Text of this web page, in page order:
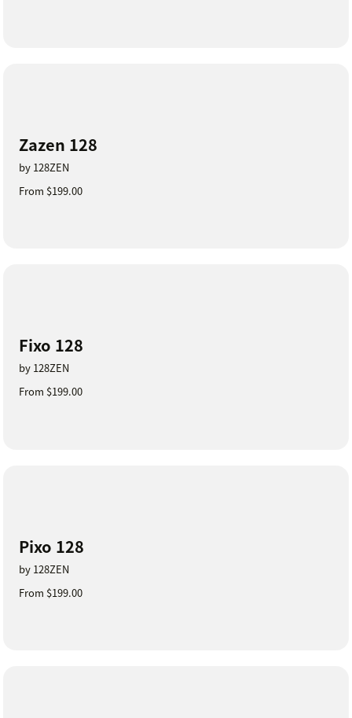
Zazen 128
by 128ZEN
From $199.00
Fixo 128
by 128ZEN
From $199.00
Pixo 128
by 128ZEN
From $199.00